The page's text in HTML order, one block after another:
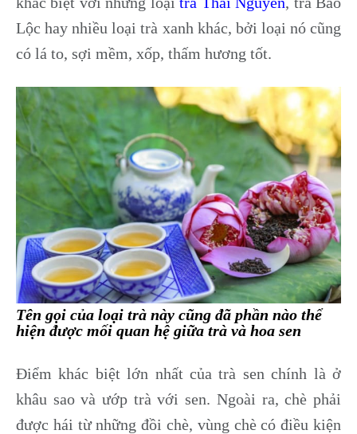
Lộc hay nhiều loại trà xanh khác, bởi loại nó cũng
có lá to, sợi mềm, xốp, thấm hương tốt.
Tên gọi của loại trà này cũng đã phần nào thể
hiện được mối quan hệ giữa trà và hoa sen
Điểm khác biệt lớn nhất của trà sen chính là ở
khâu sao và ướp trà với sen. Ngoài ra, chè phải
được hái từ những đồi chè, vùng chè có điều kiện